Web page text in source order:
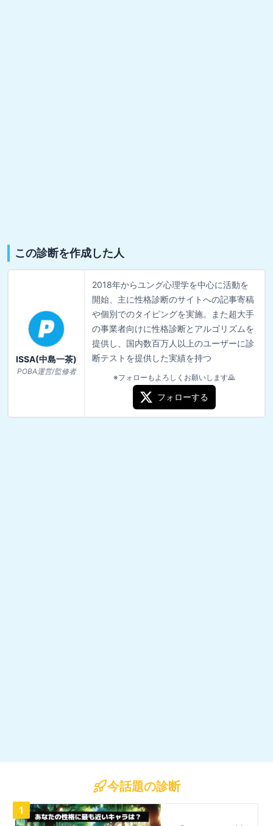
この診断を作成した人
ISSA(中島一茶)
POBA運営/監修者
2018年からユング心理学を中心に活動を
開始、主に性格診断のサイトへの記事寄稿
や個別でのタイピングを実施。また超大手
の事業者向けに性格診断とアルゴリズムを
提供し、国内数百万人以上のユーザーに診
断テストを提供した実績を持つ
※フォローもよろしくお願いします🙇
フォローする
今話題の診断
1